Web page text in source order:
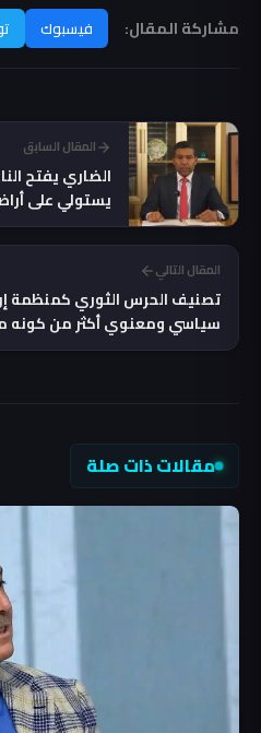
مشاركة المقال: فيسبوك
المقال السابق
الضاري يفتح
يستولي على
المقال التالي
تصنيف الحرس الثوري كمنظمة
سياسي ومعنوي أكثر من كونه
ميدانياً - خبير امني
مقالات ذات صلة